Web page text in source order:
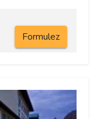
Formulez